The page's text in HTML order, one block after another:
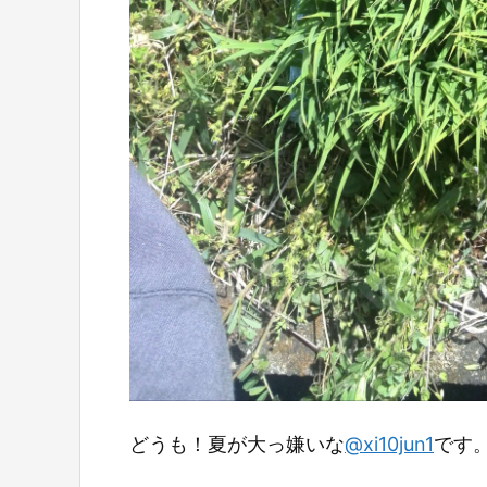
どうも！夏が大っ嫌いな@xi10jun1です